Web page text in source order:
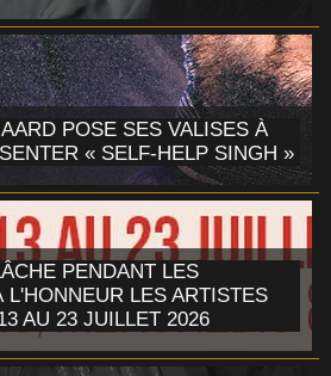
POSE SES VALISES À
« SELF-HELP SINGH »
PENDANT LES
L'HONNEUR LES ARTISTES
AU 23 JUILLET 2026